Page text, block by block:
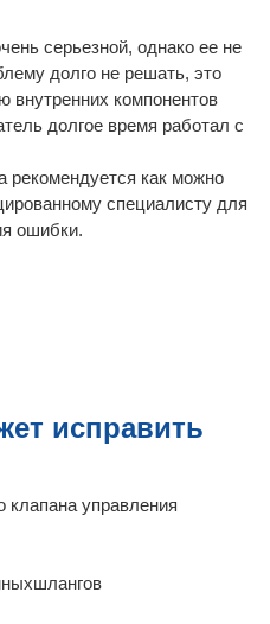
серьезной, однако ее не
долго не решать, это
внутренних компонентов
долгое время работал с
рекомендуется как можно
специалисту для
ошибки.
исправить
клапана управления